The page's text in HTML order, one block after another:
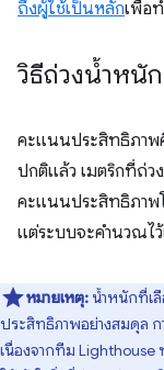
ถึงผู้ใช้เป็นหลักเพื่อท
วิธีถ่วงน้ำหนั
คะแนนประสิทธิภาพ
ปกติแล้ว เมตริกที่ถ่
คะแนนประสิทธิภาพ
แต่ระบบจะคํานวณไ
หมายเหตุ: น้ำหนักที่เ
ประสิทธิภาพอย่างสมดุล ก
เนื่องจากทีม Lighthouse